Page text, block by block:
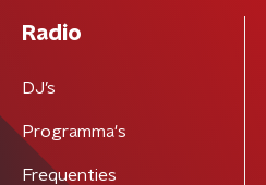
Radio
DJ’s
Programma's
Frequenties